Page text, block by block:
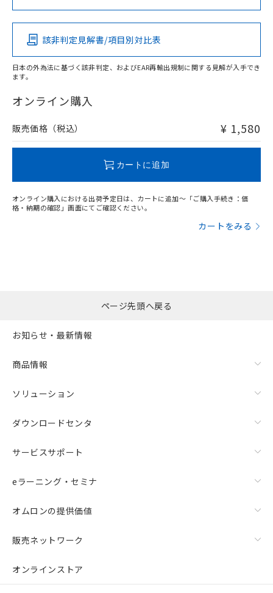
Pb Hg Cd Cr(VI)
O
在庫等で未対応品が混在する可能性があります。
問い合わせください。
この製品の規格認証/適合状況ページへ
その他の認証はこちらのページからご検索ください
該非判定見解書/項目別対比表
日本の外為法に基づく該非判定、およびEAR再輸出規制に関する見解が入手でき
ます。
オンライン購入
販売価格（税込） ¥ 1,580
カートに追加
オンライン購入における出荷予定日は、カートに追加～「ご購入手続き：価
格・納期の確認」画面にてご確認ください。
カートをみる
ページ先頭へ戻る
お知らせ・最新情報
商品情報
ソリューション
ダウンロードセンタ
サービスサポート
eラーニング・セミナ
オムロンの提供価値
販売ネットワーク
オンラインストア